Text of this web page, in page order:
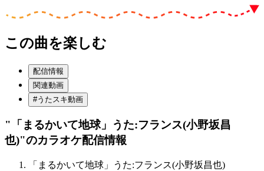
この曲を楽しむ
配信情報
関連動画
#うたスキ動画
"「まるかいて地球」うた:フランス(小野坂昌
也)"のカラオケ配信情報
「まるかいて地球」うた:フランス(小野坂昌也)